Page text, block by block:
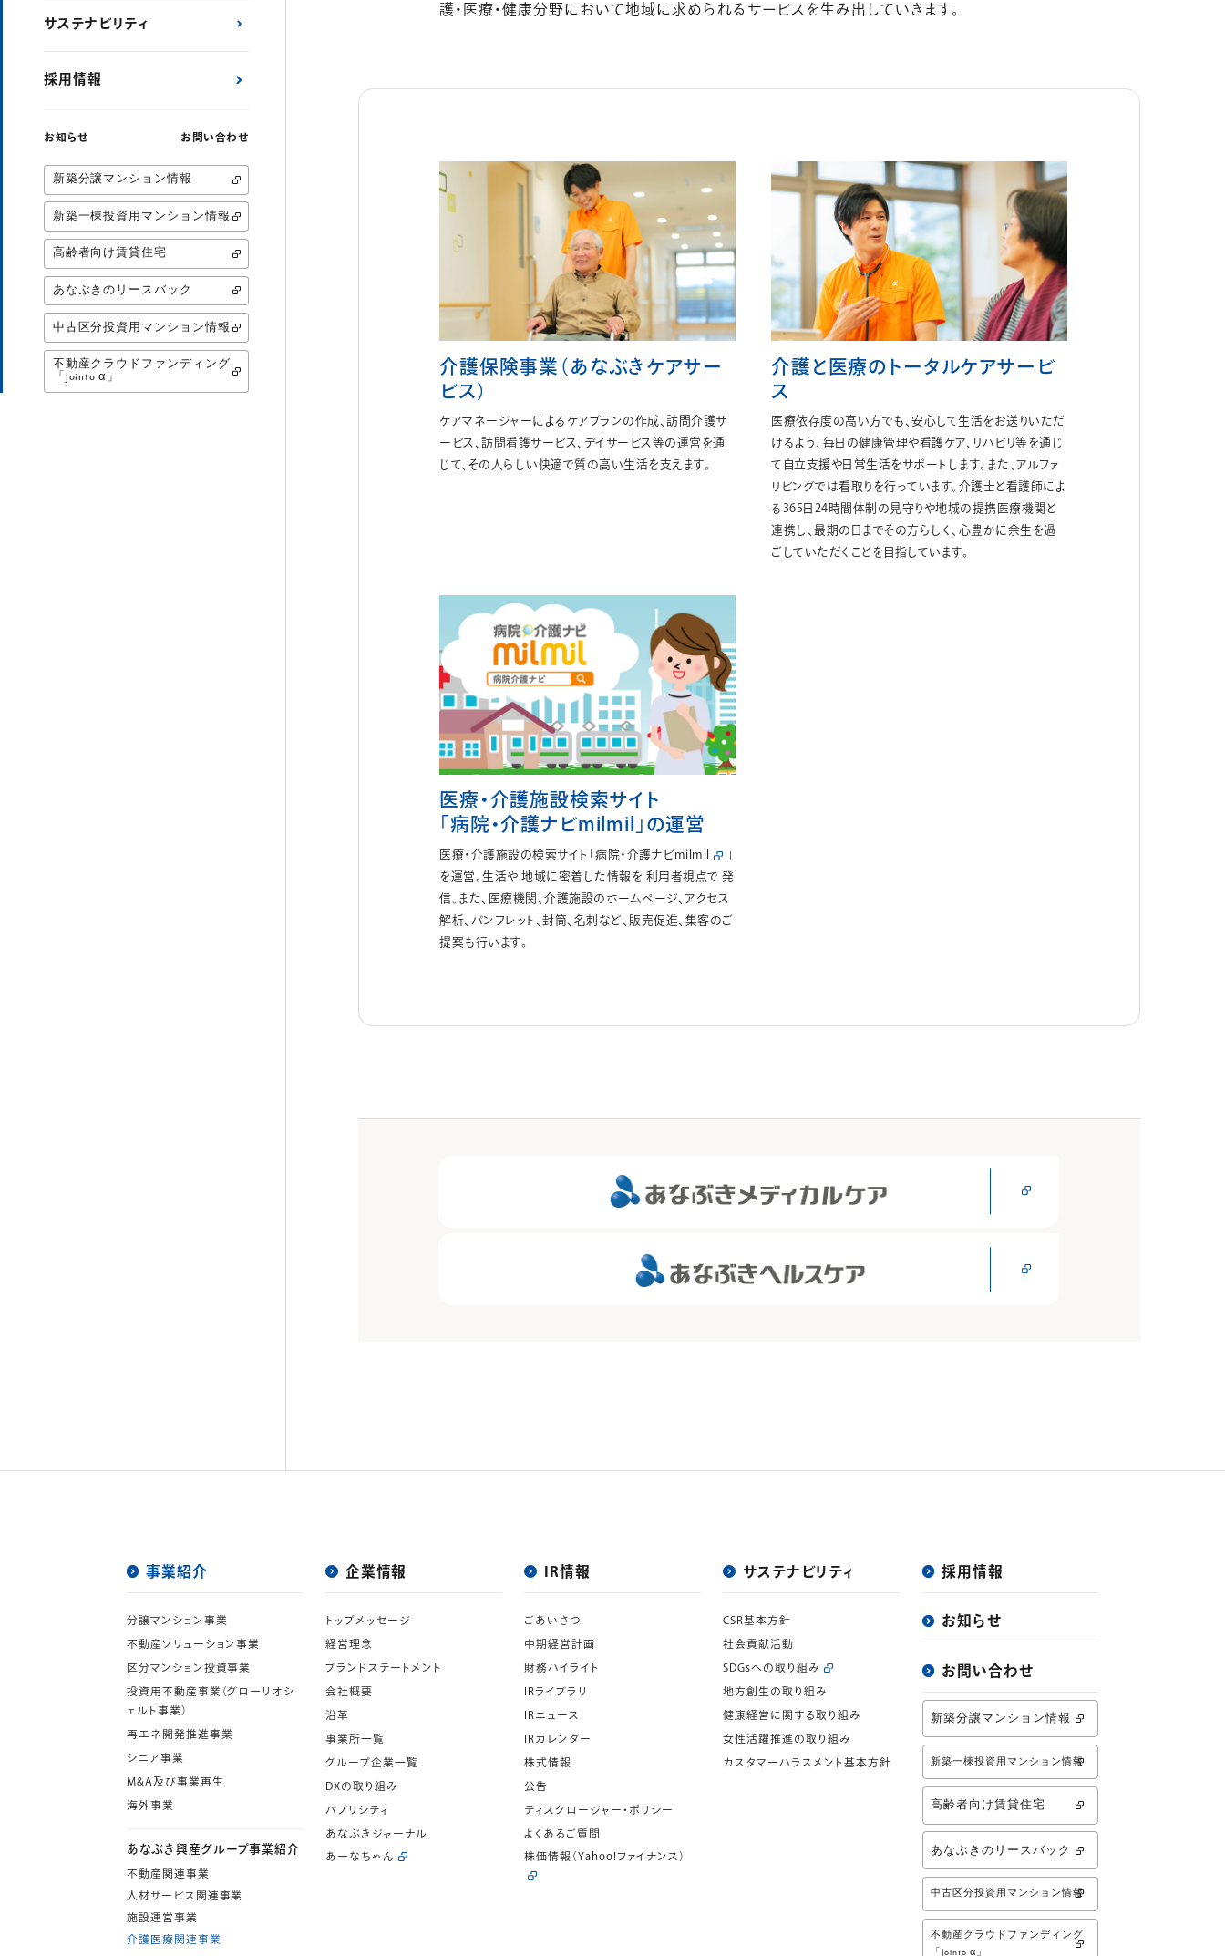
サステナビリティ
採用情報
お知らせ お問い合わせ
新築分譲マンション情報
新築一棟投資用マンション情報
高齢者向け賃貸住宅
あなぶきのリースバック
中古区分投資用マンション情報
不動産クラウドファンディング
「Jointo α」
護・医療・健康分野において地域に求められるサービスを生み出していきます。
介護保険事業（あなぶきケアサー
ビス）
ケアマネージャーによるケアプランの作成、訪問介護サ
ービス、訪問看護サービス、デイサービス等の運営を通
じて、その人らしい快適で質の高い生活を支えます。
介護と医療のトータルケアサービ
ス
医療依存度の高い方でも、安心して生活をお送りいただ
けるよう、毎日の健康管理や看護ケア、リハビリ等を通じ
て自立支援や日常生活をサポートします。また、アルファ
リビングでは看取りを行っています。介護士と看護師によ
る365日24時間体制の見守りや地城の提携医療機関と
連携し、最期の日までその方らしく、心豊かに余生を過
ごしていただくことを目指しています。
医療・介護施設検索サイト
「病院・介護ナビmilmil」の運営
医療・介護施設の検索サイト「病院・介護ナビmilmil
」
を運営。生活や 地域に密着した情報を 利用者視点で 発
信。また、医療機関、介護施設のホームページ、アクセス
解析、パンフレット、封筒、名刺など、販売促進、集客のご
提案も行います。
事業紹介
分譲マンション事業
不動産ソリューション事業
区分マンション投資事業
投資用不動産事業（グローリオシ
ェルト事業）
再エネ開発推進事業
シニア事業
M&A及び事業再生
海外事業
あなぶき興産グループ事業紹介
不動産関連事業
人材サービス関連事業
施設運営事業
介護医療関連事業
企業情報
トップメッセージ
経営理念
ブランドステートメント
会社概要
沿革
事業所一覧
グループ企業一覧
DXの取り組み
パブリシティ
あなぶきジャーナル
あーなちゃん
IR情報
ごあいさつ
中期経営計画
財務ハイライト
IRライブラリ
IRニュース
IRカレンダー
株式情報
公告
ディスクロージャー・ポリシー
よくあるご質問
株価情報 （Yahoo!ファイナンス）
サステナビリティ
CSR基本方針
社会貢献活動
SDGsへの取り組み
地方創生の取り組み
健康経営に関する取り組み
女性活躍推進の取り組み
カスタマーハラスメント基本方針
採用情報
お知らせ
お問い合わせ
新築分譲マンション情報
新築一棟投資用マンション情報
高齢者向け賃貸住宅
あなぶきのリースバック
中古区分投資用マンション情報
不動産クラウドファンディング
「Jointo α」